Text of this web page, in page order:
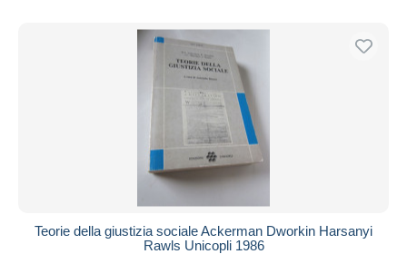
Teorie della giustizia sociale Ackerman Dworkin Harsanyi
Rawls Unicopli 1986